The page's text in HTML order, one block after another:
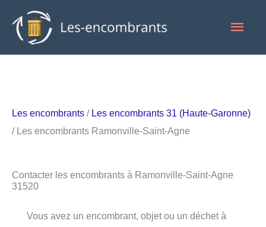
contenu
Les encombrants / Les encombrants 31 (Haute-Garonne)
/ Les encombrants Ramonville-Saint-Agne
Contacter les encombrants à Ramonville-Saint-Agne
31520
Vous avez un encombrant, objet ou un déchet à